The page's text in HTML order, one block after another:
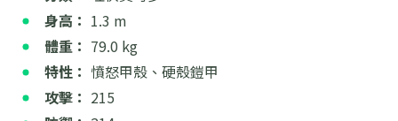
身高： 1.3 m
體重： 79.0 kg
特性： 憤怒甲殼、硬殼鎧甲
攻擊： 215